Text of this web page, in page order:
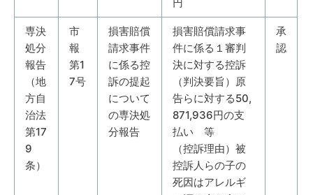
専決
処分
報告
（地
方自
治法
第17
9
条）
市
報
第1
7号
損害賠償
請求事件
に係る控
訴の提起
について
の専決処
分報告
損害賠償請求事
件に係る１審判
決に対する控訴
（判決要旨）原
告らに対する50,
871,936円の支
払い 等
（控訴理由）被
控訴人らの子の
死因はアレルギ
承
認